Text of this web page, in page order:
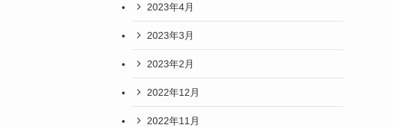
2023年4月
2023年3月
2023年2月
2022年12月
2022年11月